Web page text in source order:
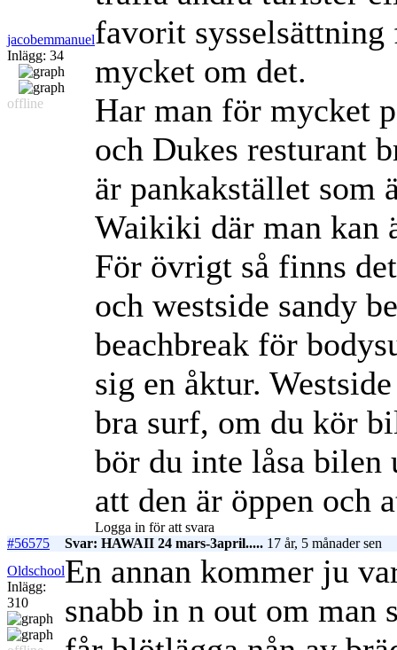
jacobemmanuel
Inlägg: 34
offline
favorit
mycket om det.
Har man för mycket
och Dukes resturant
är pankakstället som
Waikiki där man
För övrigt så finns
och westside sandy
beachbreak för
sig en åktur.
bra surf, om du kör
bör du inte låsa bilen
att den är öppen och
Logga in för att svara
#56575
Svar: HAWAII 24 mars-3april..... 17 år, 5 månader sen
Oldschool
Inlägg:
310
En annan kommer ju
snabb in n out om man